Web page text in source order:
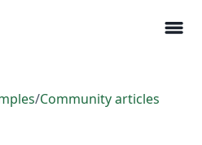
menu
/Community articles